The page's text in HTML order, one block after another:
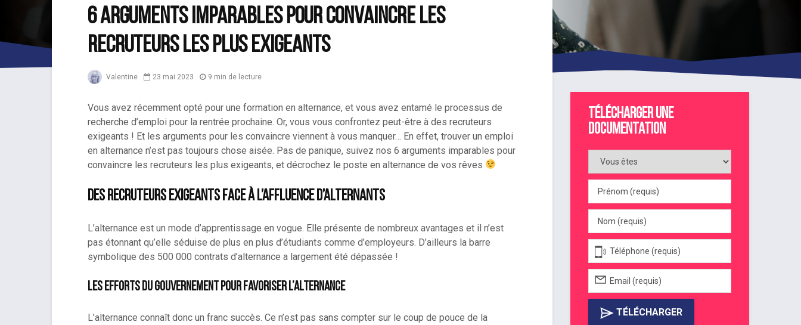
6 arguments imparables pour convaincre les
recruteurs les plus exigeants
Valentine 23 mai 2023 9 min de lecture
Vous avez récemment opté pour une formation en alternance, et vous avez entamé le processus de
recherche d’emploi pour la rentrée prochaine. Or, vous vous confrontez peut-être à des recruteurs
exigeants ! Et les arguments pour les convaincre viennent à vous manquer… En effet, trouver un emploi
en alternance n’est pas toujours chose aisée. Pas de panique, suivez nos 6 arguments imparables pour
convaincre les recruteurs les plus exigeants, et décrochez le poste en alternance de vos rêves
Des recruteurs exigeants face à l’affluence d’alternants
L’alternance est un mode d’apprentissage en vogue. Elle présente de nombreux avantages et il n’est
pas étonnant qu’elle séduise de plus en plus d’étudiants comme d’employeurs. D’ailleurs la barre
symbolique des 500 000 contrats d’alternance a largement été dépassée !
Les efforts du gouvernement pour favoriser l’alternance
L’alternance connaît donc un franc succès. Ce n’est pas sans compter sur le coup de pouce de la
Télécharger une
documentation
TÉLÉCHARGER